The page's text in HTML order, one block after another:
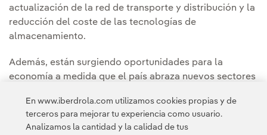
actualización de la red de transporte y distribución y la
reducción del coste de las tecnologías de
almacenamiento.
Además, están surgiendo oportunidades para la
economía a medida que el país abraza nuevos sectores
verdes, así como oportunidades para la innovación en
eólica marinay almacenamiento.
En www.iberdrola.com utilizamos cookies propias y de
terceros para mejorar tu experiencia como usuario.
Analizamos la cantidad y la calidad de tus